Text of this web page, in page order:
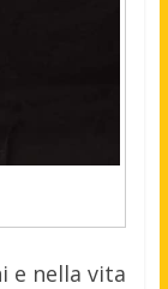
e nella vita